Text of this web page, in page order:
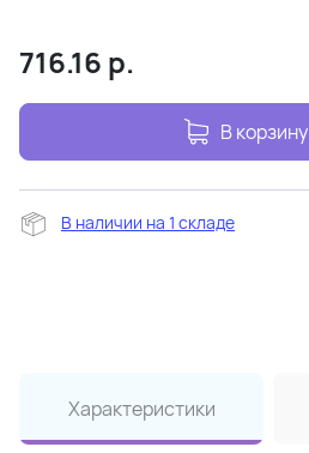
716.16 р.
В корзину
В наличии на 1 складе
Характеристики